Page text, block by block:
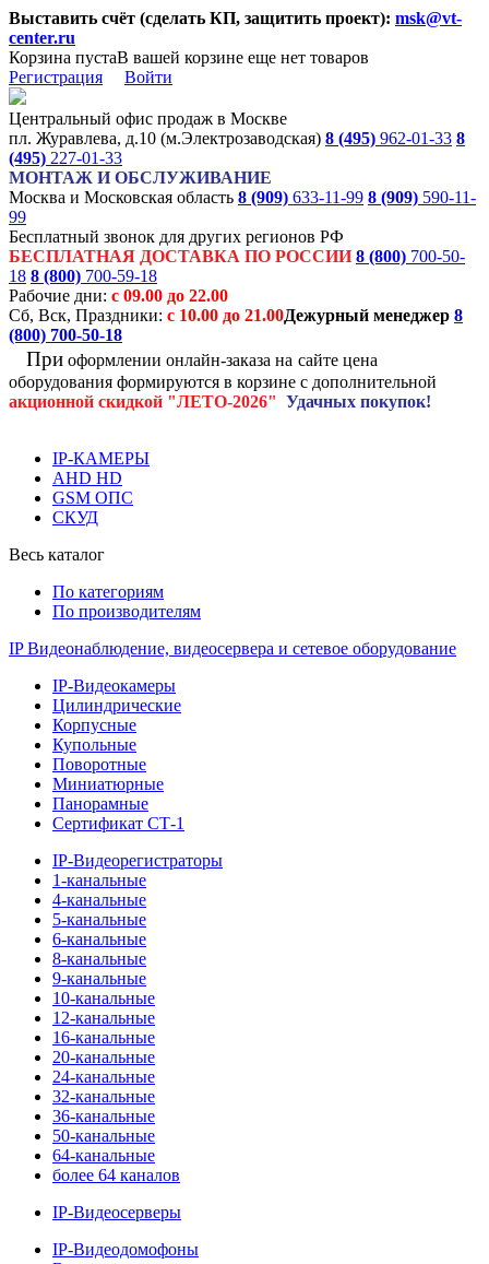
Выставить счёт (сделать КП, защитить проект): msk@vt-
center.ru
Корзина пустаВ вашей корзине еще нет товаров
Регистрация
Войти
Центральный офис продаж в Москве
пл. Журавлева, д.10 (м.Электрозаводская) 8 (495) 962-01-33 8
(495) 227-01-33
МОНТАЖ И ОБСЛУЖИВАНИЕ
Москва и Московская область 8 (909) 633-11-99 8 (909) 590-11-
99
Бесплатный звонок для других регионов РФ
БЕСПЛАТНАЯ ДОСТАВКА ПО РОССИИ 8 (800) 700-50-
18 8 (800) 700-59-18
Рабочие дни: с 09.00 до 22.00
Сб, Вск, Праздники: с 10.00 до 21.00Дежурный менеджер 8
(800) 700-50-18
При оформлении онлайн-заказа на сайте цена
оборудования формируются в корзине с дополнительной
акционной скидкой "ЛЕТО-2026" Удачных покупок!
IP-КАМЕРЫ
AHD HD
GSM ОПС
СКУД
Весь каталог
По категориям
По производителям
IP Видеонаблюдение, видеосервера и сетевое оборудование
IP-Видеокамеры
Цилиндрические
Корпусные
Купольные
Поворотные
Миниатюрные
Панорамные
Сертификат СТ-1
IP-Видеорегистраторы
1-канальные
4-канальные
5-канальные
6-канальные
8-канальные
9-канальные
10-канальные
12-канальные
16-канальные
20-канальные
24-канальные
32-канальные
36-канальные
50-канальные
64-канальные
более 64 каналов
IP-Видеосерверы
IP-Видеодомофоны